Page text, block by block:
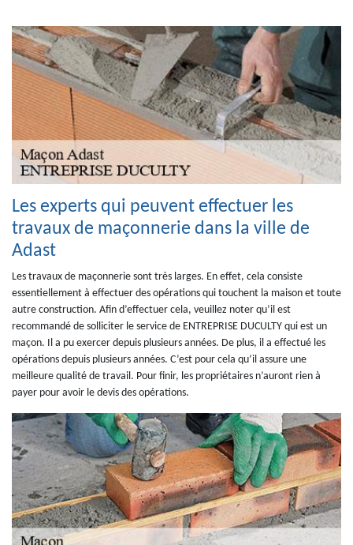
Les experts qui peuvent effectuer les
travaux de maçonnerie dans la ville de
Adast
Les travaux de maçonnerie sont très larges. En effet, cela consiste
essentiellement à effectuer des opérations qui touchent la maison et toute
autre construction. Afin d’effectuer cela, veuillez noter qu’il est
recommandé de solliciter le service de ENTREPRISE DUCULTY qui est un
maçon. Il a pu exercer depuis plusieurs années. De plus, il a effectué les
opérations depuis plusieurs années. C’est pour cela qu’il assure une
meilleure qualité de travail. Pour finir, les propriétaires n’auront rien à
payer pour avoir le devis des opérations.